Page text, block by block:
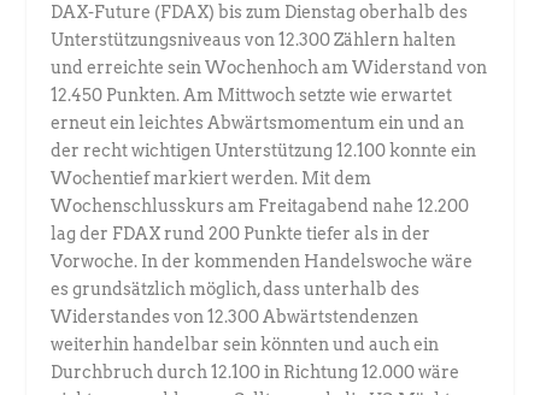
DAX-Future (FDAX) bis zum Dienstag oberhalb des
Unterstützungsniveaus von 12.300 Zählern halten
und erreichte sein Wochenhoch am Widerstand von
12.450 Punkten. Am Mittwoch setzte wie erwartet
erneut ein leichtes Abwärtsmomentum ein und an
der recht wichtigen Unterstützung 12.100 konnte ein
Wochentief markiert werden. Mit dem
Wochenschlusskurs am Freitagabend nahe 12.200
lag der FDAX rund 200 Punkte tiefer als in der
Vorwoche. In der kommenden Handelswoche wäre
es grundsätzlich möglich, dass unterhalb des
Widerstandes von 12.300 Abwärtstendenzen
weiterhin handelbar sein könnten und auch ein
Durchbruch durch 12.100 in Richtung 12.000 wäre